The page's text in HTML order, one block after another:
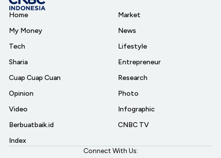
Home
My Money
Tech
Sharia
Cuap Cuap Cuan
Opinion
Video
Berbuatbaik.id
Index
Market
News
Lifestyle
Entrepreneur
Research
Photo
Infographic
CNBC TV
Connect With Us: